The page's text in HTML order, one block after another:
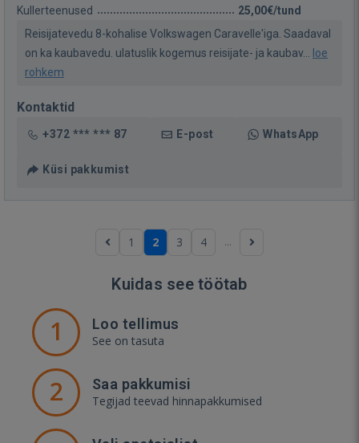
Kullerteenused
25,00€/tund
Reisijatevedu 8-kohalise Volkswagen Caravelle'iga. Saadaval
on ka kaubavedu. ulatuslik kogemus reisijate- ja kaubav...
loe
rohkem
Kontaktid
+372 *** *** 87 E-post WhatsApp
Küsi pakkumist
1 2 3 4 ...
Kuidas see töötab
1 Loo tellimus
See on tasuta
2 Saa pakkumisi
Tegijad teevad hinnapakkumised